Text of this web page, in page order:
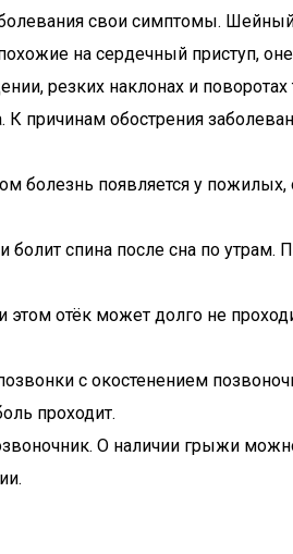
свои симптомы.
на сердечный приступ,
резких наклонах и
причинам обострения
болезнь появляется у пожилых,
спина после сна по утрам.
отёк может долго не
с окостенением
проходит.
О наличии грыжи